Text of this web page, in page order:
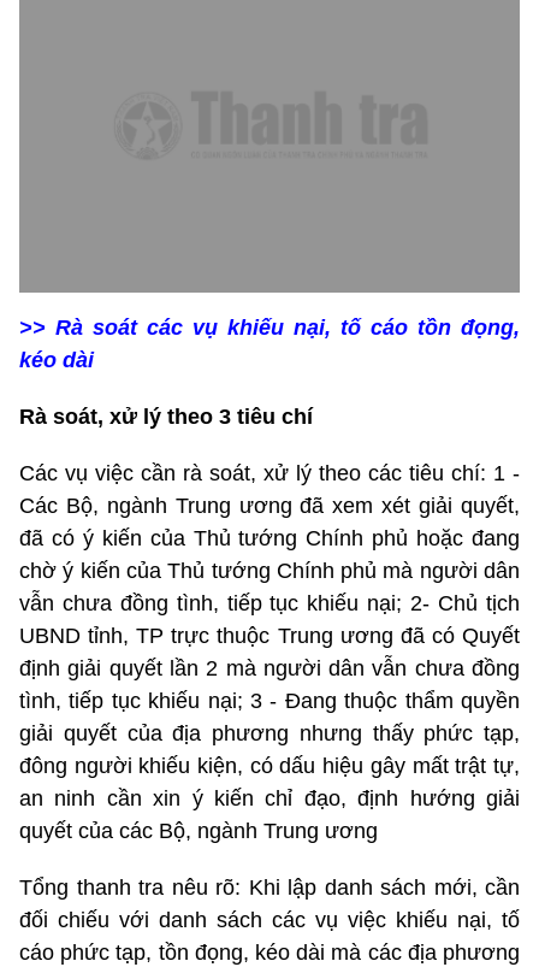
>> Rà soát các vụ khiếu nại, tố cáo tồn đọng,
kéo dài
Rà soát, xử lý theo 3 tiêu chí
Các vụ việc cần rà soát, xử lý theo các tiêu chí: 1 -
Các Bộ, ngành Trung ương đã xem xét giải quyết,
đã có ý kiến của Thủ tướng Chính phủ hoặc đang
chờ ý kiến của Thủ tướng Chính phủ mà người dân
vẫn chưa đồng tình, tiếp tục khiếu nại; 2- Chủ tịch
UBND tỉnh, TP trực thuộc Trung ương đã có Quyết
định giải quyết lần 2 mà người dân vẫn chưa đồng
tình, tiếp tục khiếu nại; 3 - Đang thuộc thẩm quyền
giải quyết của địa phương nhưng thấy phức tạp,
đông người khiếu kiện, có dấu hiệu gây mất trật tự,
an ninh cần xin ý kiến chỉ đạo, định hướng giải
quyết của các Bộ, ngành Trung ương
Tổng thanh tra nêu rõ: Khi lập danh sách mới, cần
đối chiếu với danh sách các vụ việc khiếu nại, tố
cáo phức tạp, tồn đọng, kéo dài mà các địa phương